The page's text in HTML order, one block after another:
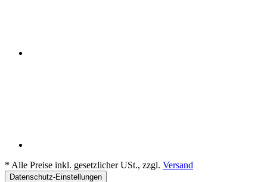
* Alle Preise inkl. gesetzlicher USt., zzgl. Versand
Datenschutz-Einstellungen